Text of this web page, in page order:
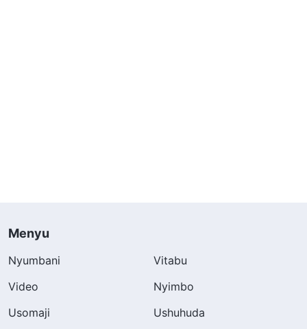
Menyu
Nyumbani
Vitabu
Video
Nyimbo
Usomaji
Ushuhuda